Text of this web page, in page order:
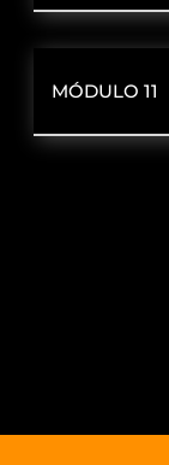
MÓDULO 11